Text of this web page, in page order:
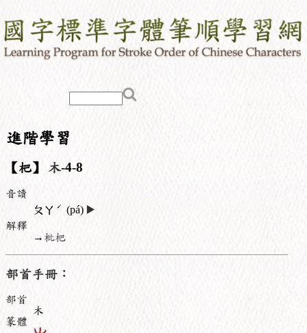
進階學習
【杷】 木-4-8
音讀
ㄆㄚ ˊ (pá) ▶️
解釋
→ 枇杷
部首手冊：
部首
木
篆體